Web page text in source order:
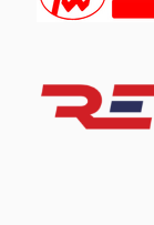
Lé Sajtó
Nyomtató És